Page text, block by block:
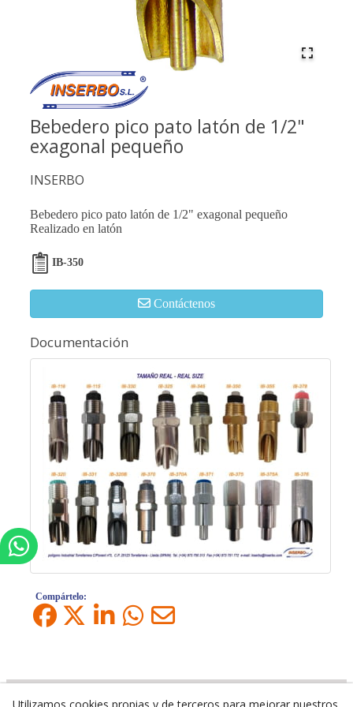
Bebedero pico pato latón de 1/2"
exagonal pequeño
INSERBO
Bebedero pico pato latón de 1/2" exagonal pequeño
Realizado en latón
IB-350
Contáctenos
Documentación
Compártelo: